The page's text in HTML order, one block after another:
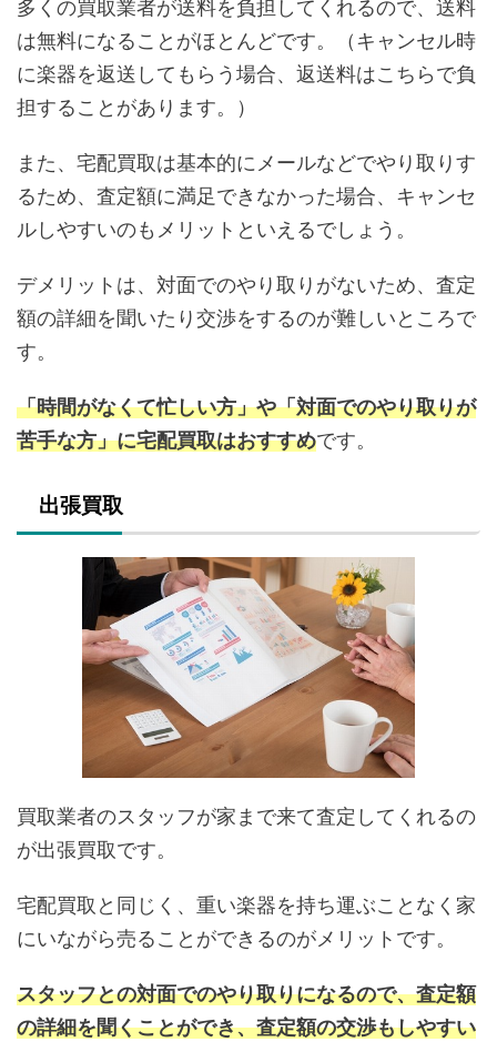
多くの買取業者が送料を負担してくれるので、送料
は無料になることがほとんどです。（キャンセル時
に楽器を返送してもらう場合、返送料はこちらで負
担することがあります。）
また、宅配買取は基本的にメールなどでやり取りす
るため、査定額に満足できなかった場合、キャンセ
ルしやすいのもメリットといえるでしょう。
デメリットは、対面でのやり取りがないため、査定
額の詳細を聞いたり交渉をするのが難しいところで
す。
「時間がなくて忙しい方」や「対面でのやり取りが
苦手な方」に宅配買取はおすすめです。
出張買取
買取業者のスタッフが家まで来て査定してくれるの
が出張買取です。
宅配買取と同じく、重い楽器を持ち運ぶことなく家
にいながら売ることができるのがメリットです。
スタッフとの対面でのやり取りになるので、査定額
の詳細を聞くことができ、査定額の交渉もしやすい